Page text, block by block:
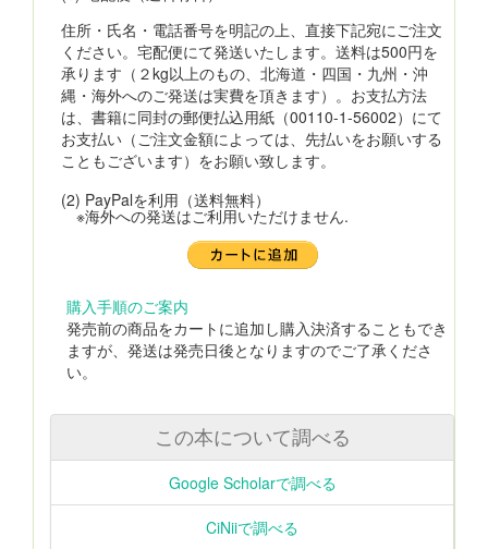
住所・氏名・電話番号を明記の上、直接下記宛にご注文
ください。宅配便にて発送いたします。送料は500円を
承ります（２kg以上のもの、北海道・四国・九州・沖
縄・海外へのご発送は実費を頂きます）。お支払方法
は、書籍に同封の郵便払込用紙（00110-1-56002）にて
お支払い（ご注文金額によっては、先払いをお願いする
こともございます）をお願い致します。
(2) PayPalを利用（送料無料）
※海外への発送はご利用いただけません.
購入手順のご案内
発売前の商品をカートに追加し購入決済することもでき
ますが、発送は発売日後となりますのでご了承くださ
い。
この本について調べる
Google Scholarで調べる
CiNiiで調べる